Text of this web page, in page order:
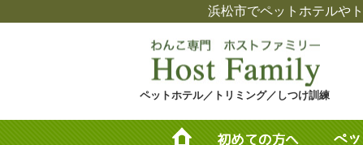
浜松市でペットホテルや
ペットホテル／トリミング／しつけ訓練